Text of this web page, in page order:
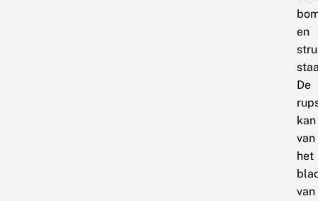
en
De
kan
van
het
van